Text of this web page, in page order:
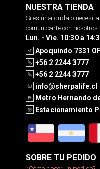
NUESTRA TIENDA
Si es una duda o
comunicarte con nosotros
Lun. - Vie. 10:30 a
Apoquindo 7331
+56 2 2244 3777
+56 2 2244 3777
info@sherpalife.cl
Metro Hernando
Estacionamiento
SOBRE TU PEDIDO